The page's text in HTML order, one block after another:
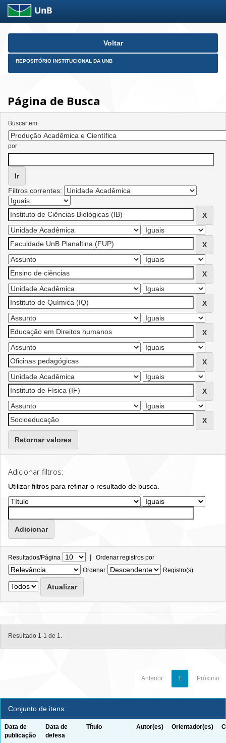
Skip
Voltar
REPOSITÓRIO INSTITUCIONAL DA UNB
Página de Busca
Buscar em:
por
Filtros correntes:
Retornar valores
Adicionar filtros:
Utilizar filtros para refinar o resultado de busca.
Resultados/Página | Ordenar registros por
Ordenar
Registro(s)
Resultado 1-1 de 1.
Anterior 1 Próximo
Conjunto de itens:
Data de
publicação
Data de
defesa
Título Autor(es) Orientador(es)